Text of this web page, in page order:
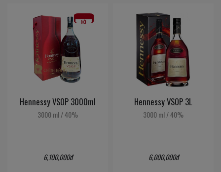
DIỆN
MẠO
MỚI
Hennessy VSOP 3000ml
3000 ml/40%
6,100,000đ
Hennessy VSOP 3L
3000 ml/40%
6,000,000đ